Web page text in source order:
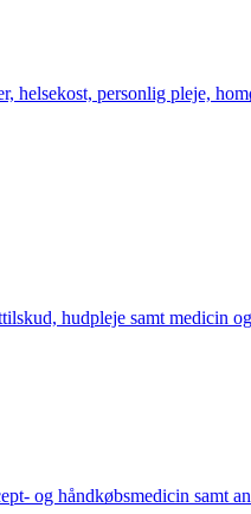
personlig pleje,
hudpleje samt medicin
og håndkøbsmedicin samt